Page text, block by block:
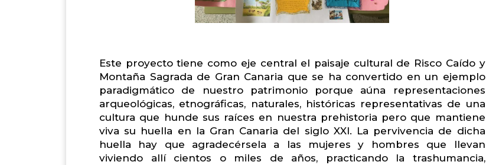
Este proyecto tiene como eje central el paisaje cultural de Risco Caído y
Montaña Sagrada de Gran Canaria que se ha convertido en un ejemplo
paradigmático de nuestro patrimonio porque aúna representaciones
arqueológicas, etnográficas, naturales, históricas representativas de una
cultura que hunde sus raíces en nuestra prehistoria pero que mantiene
viva su huella en la Gran Canaria del siglo XXI. La pervivencia de dicha
huella hay que agradecérsela a las mujeres y hombres que llevan
viviendo allí cientos o miles de años, practicando la trashumancia,